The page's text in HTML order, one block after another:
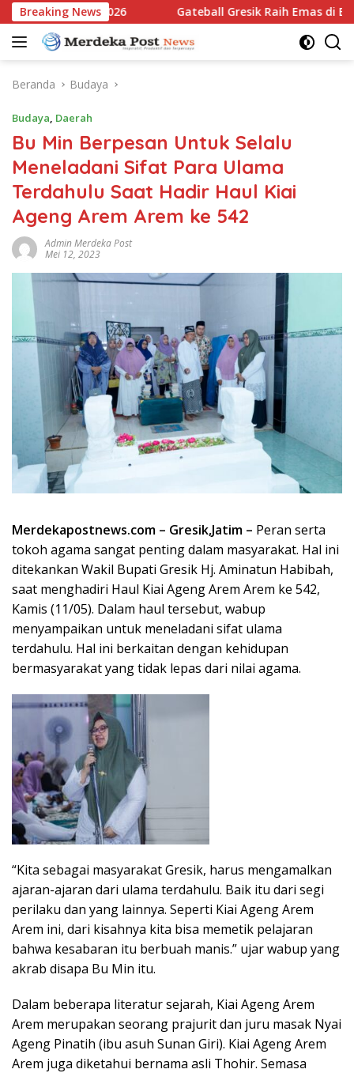
Langsung
ke
konten
Breaking News
Open 2026 Gateball Gresik Raih Emas di East Java
Beranda Budaya
Budaya, Daerah
Bu Min Berpesan Untuk Selalu
Meneladani Sifat Para Ulama
Terdahulu Saat Hadir Haul Kiai
Ageng Arem Arem ke 542
Admin Merdeka Post
Mei 12, 2023
Merdekapostnews.com – Gresik,Jatim – Peran serta
tokoh agama sangat penting dalam masyarakat. Hal ini
ditekankan Wakil Bupati Gresik Hj. Aminatun Habibah,
saat menghadiri Haul Kiai Ageng Arem Arem ke 542,
Kamis (11/05). Dalam haul tersebut, wabup
menyampaikan untuk meneladani sifat ulama
terdahulu. Hal ini berkaitan dengan kehidupan
bermasyarakat yang tidak lepas dari nilai agama.
“Kita sebagai masyarakat Gresik, harus mengamalkan
ajaran-ajaran dari ulama terdahulu. Baik itu dari segi
perilaku dan yang lainnya. Seperti Kiai Ageng Arem
Arem ini, dari kisahnya kita bisa memetik pelajaran
bahwa kesabaran itu berbuah manis.” ujar wabup yang
akrab disapa Bu Min itu.
Dalam beberapa literatur sejarah, Kiai Ageng Arem
Arem merupakan seorang prajurit dan juru masak Nyai
Ageng Pinatih (ibu asuh Sunan Giri). Kiai Ageng Arem
Arem juga diketahui bernama asli Thohir. Semasa